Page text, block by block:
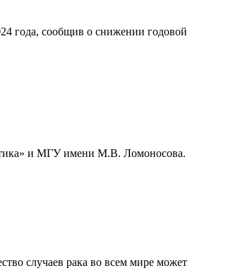
года, сообщив о снижении годовой
и МГУ имени М.В. Ломоносова.
случаев рака во всем мире может